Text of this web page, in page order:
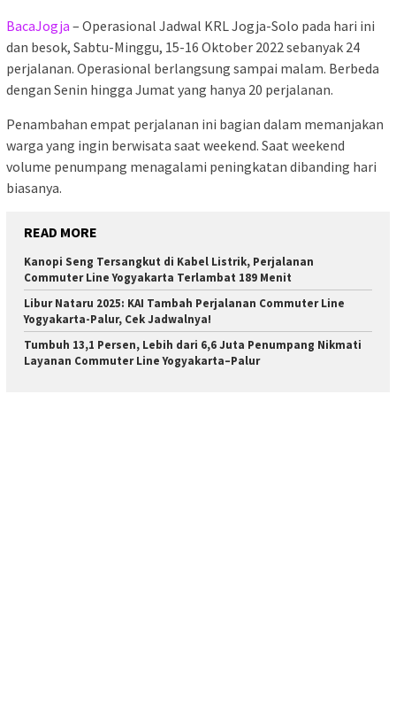
BacaJogja – Operasional Jadwal KRL Jogja-Solo pada hari ini
dan besok, Sabtu-Minggu, 15-16 Oktober 2022 sebanyak 24
perjalanan. Operasional berlangsung sampai malam. Berbeda
dengan Senin hingga Jumat yang hanya 20 perjalanan.
Penambahan empat perjalanan ini bagian dalam memanjakan
warga yang ingin berwisata saat weekend. Saat weekend
volume penumpang menagalami peningkatan dibanding hari
biasanya.
READ MORE
Kanopi Seng Tersangkut di Kabel Listrik, Perjalanan
Commuter Line Yogyakarta Terlambat 189 Menit
Libur Nataru 2025: KAI Tambah Perjalanan Commuter Line
Yogyakarta-Palur, Cek Jadwalnya!
Tumbuh 13,1 Persen, Lebih dari 6,6 Juta Penumpang Nikmati
Layanan Commuter Line Yogyakarta–Palur